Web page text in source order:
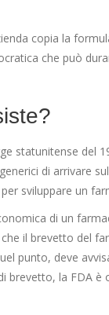
copia la
che può
statunitense del
di arrivare
sviluppare un
di un
il brevetto del
punto, deve
brevetto, la FDA è